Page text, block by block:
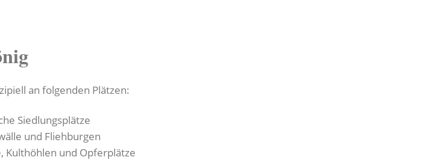
an folgenden Plätzen:
Siedlungsplätze
und Fliehburgen
Kulthöhlen und Opferplätze